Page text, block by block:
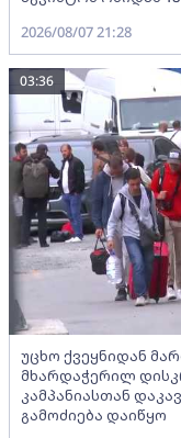
2026/08/07 21:28
უცხო ქვეყნიდან
მხარდაჭერილ
კამპანიასთან
გამოძიება დაიწყო
03:36